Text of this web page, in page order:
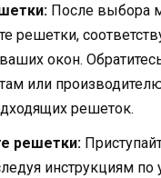
После выбора
решетки,
окон.
или
решеток.
решетки:
инструкциям по